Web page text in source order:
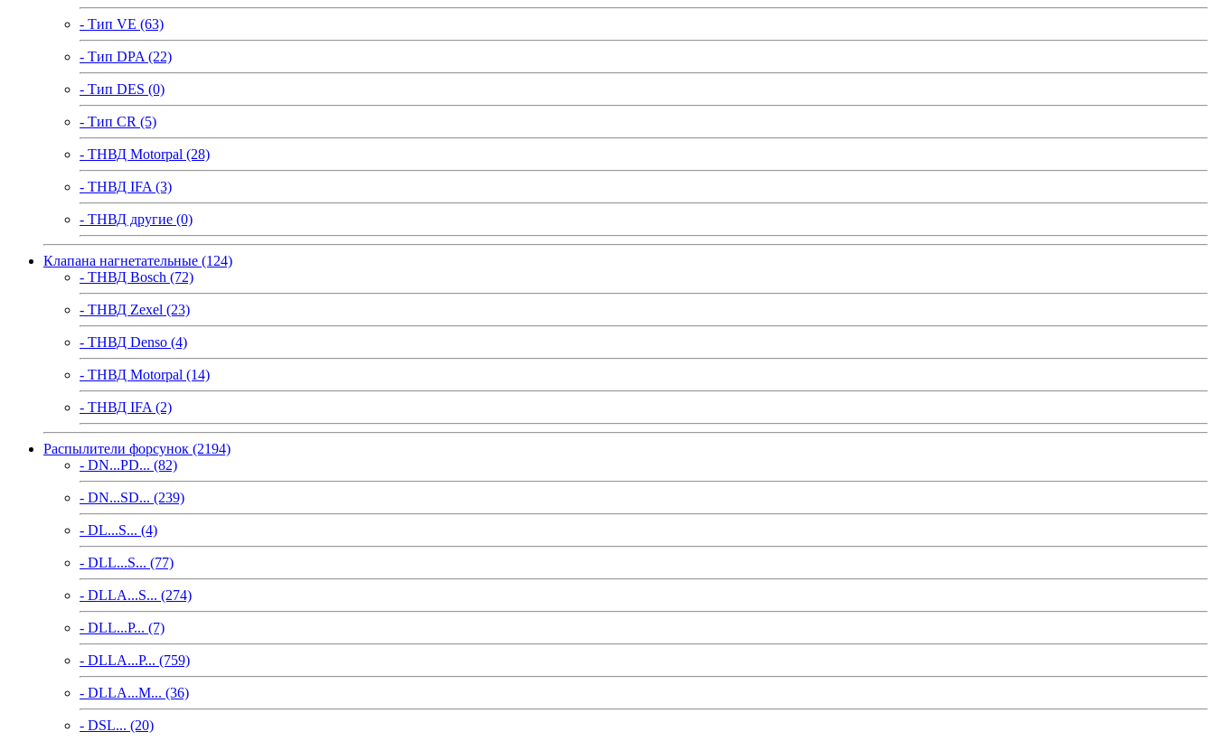
- Тип VE (63)
- Тип DPA (22)
- Тип DES (0)
- Тип CR (5)
- ТНВД Motorpal (28)
- ТНВД IFA (3)
- ТНВД другие (0)
Клапана нагнетательные (124)
- ТНВД Bosch (72)
- ТНВД Zexel (23)
- ТНВД Denso (4)
- ТНВД Motorpal (14)
- ТНВД IFA (2)
Распылители форсунок (2194)
- DN...PD... (82)
- DN...SD... (239)
- DL...S... (4)
- DLL...S... (77)
- DLLA...S... (274)
- DLL...P... (7)
- DLLA...P... (759)
- DLLA...M... (36)
- DSL... (20)